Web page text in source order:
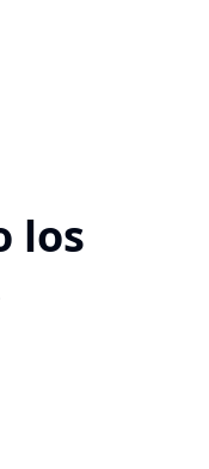
los